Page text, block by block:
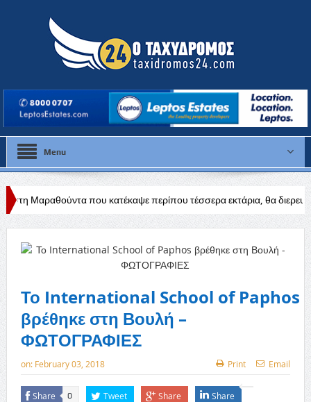
Menu
κατέκαψε περίπου τέσσερα εκτάρια, θα διερευνηθούν τα αίτια
Το International School of Paphos
βρέθηκε στη Βουλή –
ΦΩΤΟΓΡΑΦΙΕΣ
on: February 03, 2018 Print Email
Share 0 Tweet Share Share